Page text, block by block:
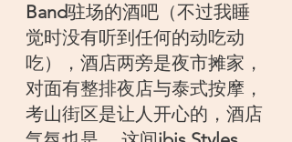
Band驻场的酒吧（不过我睡
觉时没有听到任何的动吃动
吃），酒店两旁是夜市摊家，
对面有整排夜店与泰式按摩，
考山街区是让人开心的，酒店